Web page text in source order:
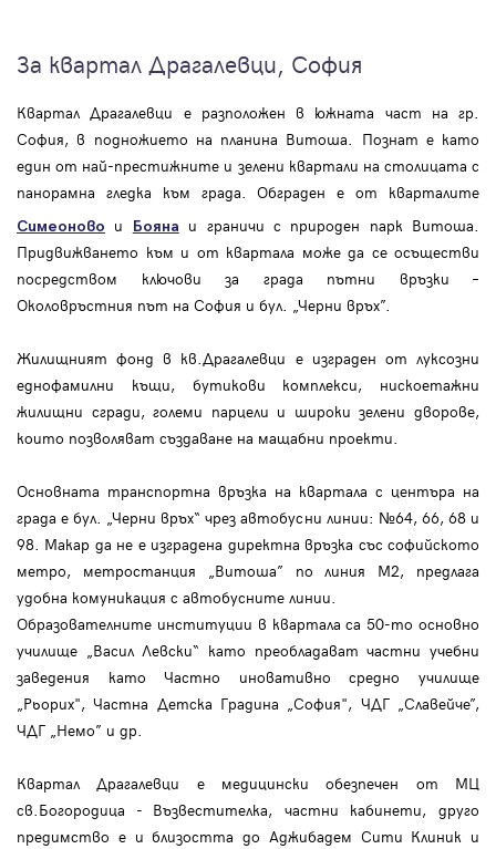
За квартал Драгалевци, София
Квартал Драгалевци е разположен в южната част на гр.
София, в подножието на планина Витоша. Познат е като
един от най-престижните и зелени квартали на столицата с
панорамна гледка към града. Обграден е от кварталите
Симеоново и Бояна и граничи с природен парк Витоша.
Придвижването към и от квартала може да се осъществи
посредством ключови за града пътни връзки –
Околовръстния път на София и бул. „Черни връх”.
Жилищният фонд в кв.Драгалевци е изграден от луксозни
еднофамилни къщи, бутикови комплекси, нискоетажни
жилищни сгради, големи парцели и широки зелени дворове,
които позволяват създаване на мащабни проекти.
Основната транспортна връзка на квартала с центъра на
града е бул. „Черни връх“ чрез автобусни линии: №64, 66, 68 и
98. Макар да не е изградена директна връзка със софийското
метро, метростанция „Витоша” по линия М2, предлага
удобна комуникация с автобусните линии.
Образователните институции в квартала са 50-то основно
училище „Васил Левски“ като преобладават частни учебни
заведения като Частно иновативно средно училище
„Рьорих", Частна Детска Градина „София", ЧДГ „Славейче”,
ЧДГ „Немо” и др.
Квартал Драгалевци е медицински обезпечен от МЦ
св.Богородица - Възвестителка, частни кабинети, друго
предимство е и близостта до Аджибадем Сити Клиник и